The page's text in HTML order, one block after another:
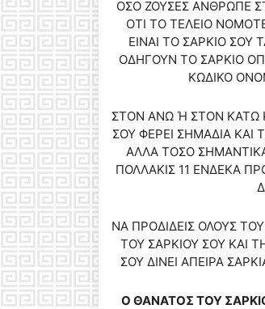
ΟΣΟ ΖΟΥΣΕΣ ΑΝΘΡΩΠΕ
ΟΤΙ ΤΟ ΤΕΛΕΙΟ
ΕΙΝΑΙ ΤΟ ΣΑΡΚΙΟ
ΟΔΗΓΟΥΝ ΤΟ ΣΑΡΚΙΟ
ΚΩΔΙΚΟ
ΣΤΟΝ ΑΝΩ Ή ΣΤΟΝ ΚΑΤΩ
ΣΟΥ ΦΕΡΕΙ ΣΗΜΑΔΙΑ ΚΑΙ
ΑΛΛΑ ΤΟΣΟ
ΠΟΛΛΑΚΙΣ 11 ΕΝΔΕΚΑ
ΝΑ ΠΡΟΔΙΔΕΙΣ ΟΛΟΥΣ
ΤΟΥ ΣΑΡΚΙΟΥ ΣΟΥ ΚΑΙ
ΣΟΥ ΔΙΝΕΙ ΑΠΕΙΡΑ
Ο ΘΑΝΑΤΟΣ ΤΟΥ